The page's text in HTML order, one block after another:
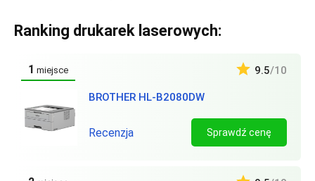
Ranking drukarek laserowych:
1 miejsce
BROTHER HL-B2080DW
9.5/10
Recenzja Sprawdź cenę